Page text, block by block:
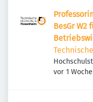
BesGr W2
Deutschland
Veröffentlicht
vor 1 Woche